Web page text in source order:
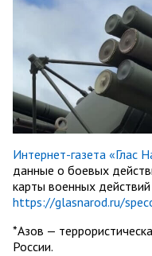
Интернет-газета «Глас
данные о боевых
карты военных действий
https://glasnarod.ru/
*Азов —
России.